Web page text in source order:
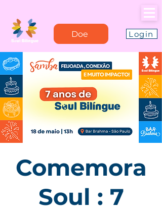
Login
Doe
Comemora
Soul : 7